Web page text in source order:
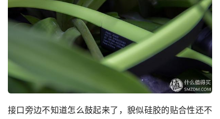
接口旁边不知道怎么鼓起来了，貌似硅胶的贴合性还不